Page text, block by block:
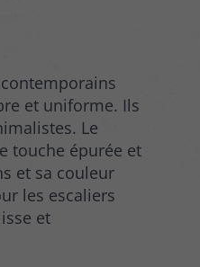
et uniforme. Ils
Le
touche épurée et
et sa couleur
les escaliers
et